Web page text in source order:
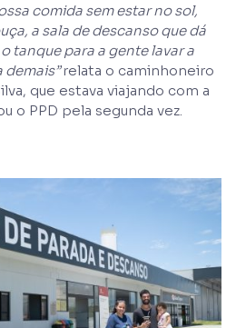
comida sem estar no sol,
a sala de descanso que dá
tanque para a gente lavar a
demais”relata o caminhoneiro
que estava viajando com a
o PPD pela segunda vez.